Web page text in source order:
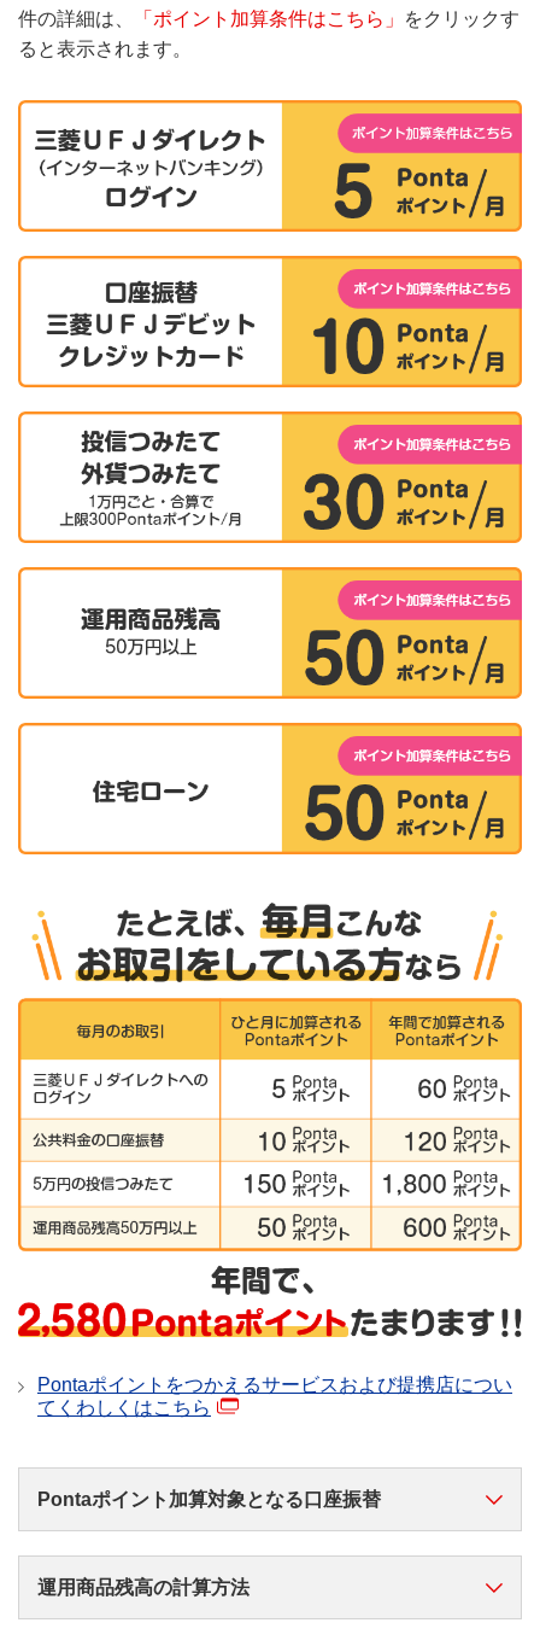
件の詳細は、
「ポイント加算条件はこちら」
をクリックす
ると表示されます。
Pontaポイントをつかえるサービスおよび提携店につい
てくわしくはこちら
Pontaポイント加算対象となる口座振替
記載のある口座振替が対象となります。
運用商品残高の計算方法